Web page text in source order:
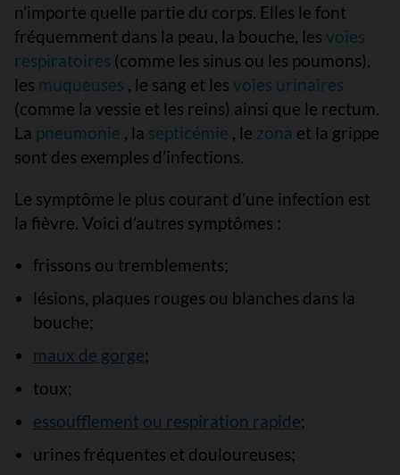
n’importe quelle partie du corps. Elles le font
fréquemment dans la peau, la bouche, les voies
respiratoires (comme les sinus ou les poumons),
les muqueuses , le sang et les voies urinaires
(comme la vessie et les reins) ainsi que le rectum.
La pneumonie , la septicémie , le zona et la grippe
sont des exemples d’infections.
Le symptôme le plus courant d’une infection est
la fièvre. Voici d’autres symptômes :
frissons ou tremblements;
lésions, plaques rouges ou blanches dans la
bouche;
maux de gorge;
toux;
essoufflement ou respiration rapide;
urines fréquentes et douloureuses;